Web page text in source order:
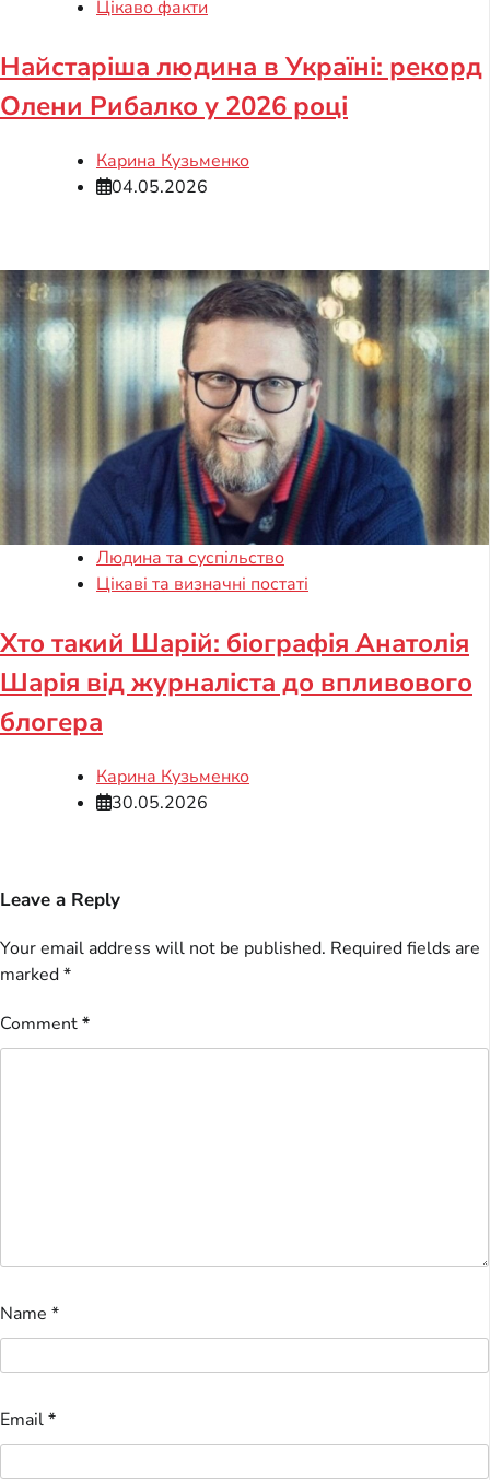
Цікаво факти
Найстаріша людина в Україні: рекорд
Олени Рибалко у 2026 році
Карина Кузьменко
04.05.2026
Людина та суспільство
Цікаві та визначні постаті
Хто такий Шарій: біографія Анатолія
Шарія від журналіста до впливового
блогера
Карина Кузьменко
30.05.2026
Leave a Reply
Your email address will not be published. Required fields are
marked*
Comment*
Name *
Email*